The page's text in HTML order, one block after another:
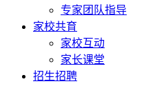
专家团队指导
家校共育
家校互动
家长课堂
招生招聘